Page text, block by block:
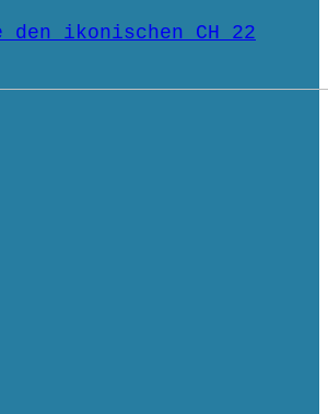
den ikonischen CH 22